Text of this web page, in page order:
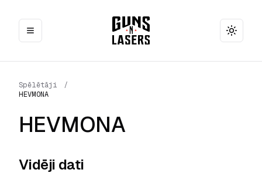
Toggle
Spēlētāji
/
HEVMONA
HEVMONA
Vidēji dati